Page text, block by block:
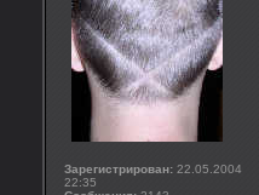
Зарегистрирован: 22.05.2004
22:35